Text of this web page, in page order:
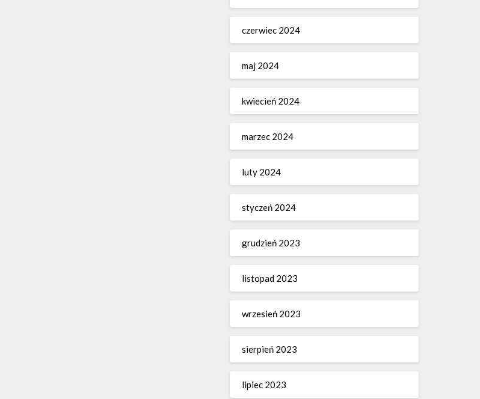
czerwiec 2024
maj 2024
kwiecień 2024
marzec 2024
luty 2024
styczeń 2024
grudzień 2023
listopad 2023
wrzesień 2023
sierpień 2023
lipiec 2023